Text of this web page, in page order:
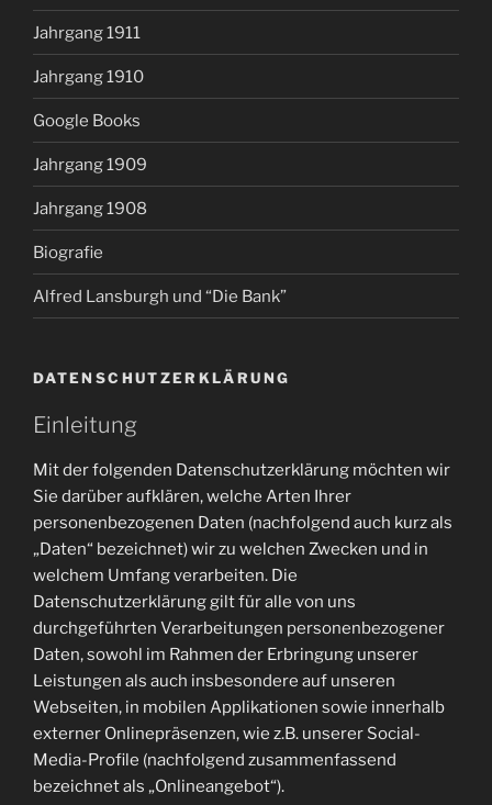
Jahrgang 1911
Jahrgang 1910
Google Books
Jahrgang 1909
Jahrgang 1908
Biografie
Alfred Lansburgh und “Die Bank”
DATENSCHUTZERKLÄRUNG
Einleitung
Mit der folgenden Datenschutzerklärung möchten wir
Sie darüber aufklären, welche Arten Ihrer
personenbezogenen Daten (nachfolgend auch kurz als
„Daten“ bezeichnet) wir zu welchen Zwecken und in
welchem Umfang verarbeiten. Die
Datenschutzerklärung gilt für alle von uns
durchgeführten Verarbeitungen personenbezogener
Daten, sowohl im Rahmen der Erbringung unserer
Leistungen als auch insbesondere auf unseren
Webseiten, in mobilen Applikationen sowie innerhalb
externer Onlinepräsenzen, wie z.B. unserer Social-
Media-Profile (nachfolgend zusammenfassend
bezeichnet als „Onlineangebot“).